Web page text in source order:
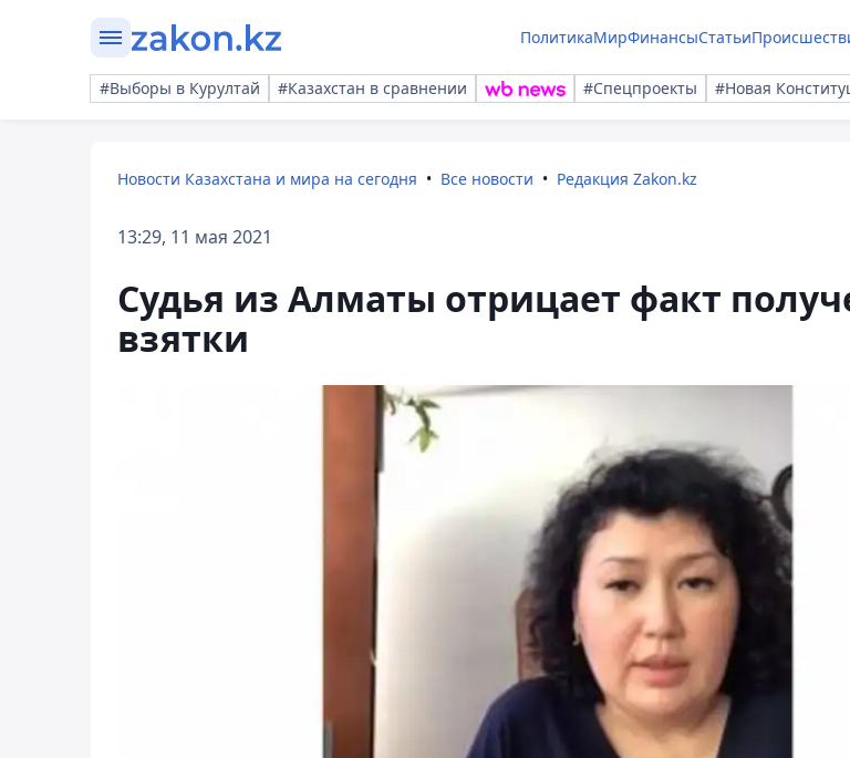
ПолитикаМирФинансыСтатьи
#Выборы в Курултай #Казахстан в сравнении #Спецпроекты #Новая
Новости Казахстана и мира на сегодня Все новости Редакция Zakon.kz
13:29, 11 мая 2021
Судья из Алматы отрицает факт
взятки